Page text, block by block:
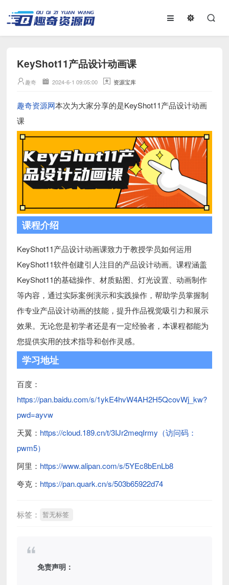
KeyShot11产品设计动画课
趣奇 2024-6-1 09:05:00 资源宝库
趣奇资源网本次为大家分享的是KeyShot11产品设计动画
课
课程介绍
KeyShot11产品设计动画课致力于教授学员如何运用
KeyShot11软件创建引人注目的产品设计动画。课程涵盖
KeyShot11的基础操作、材质贴图、灯光设置、动画制作
等内容，通过实际案例演示和实践操作，帮助学员掌握制
作专业产品设计动画的技能，提升作品视觉吸引力和展示
效果。无论您是初学者还是有一定经验者，本课程都能为
您提供实用的技术指导和创作灵感。
学习地址
百度：
https://pan.baidu.com/s/1ykE4hvW4AH2H5QcovWj_kw?
pwd=ayvw
天翼： https://cloud.189.cn/t/3IJr2meqIrmy（访问码：
pwm5）
阿里： https://www.alipan.com/s/5YEc8bEnLb8
夸克： https://pan.quark.cn/s/503b65922d74
标签： 暂无标签
免责声明：